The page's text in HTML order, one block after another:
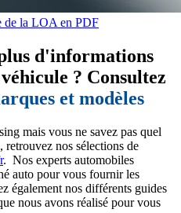
de la LOA en PDF
d'informations
? Consultez
et modèles
mais vous ne savez pas quel
retrouvez nos sélections de
. Nos experts automobiles
auto pour vous fournir les
également nos différents guides
nous avons réalisé pour vous